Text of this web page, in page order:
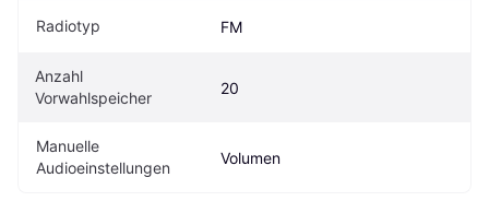
Radiotyp FM
Anzahl
Vorwahlspeicher
20
Manuelle
Audioeinstellungen
Volumen